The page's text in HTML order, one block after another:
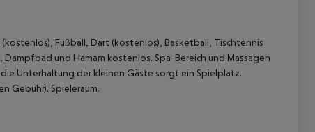
Fußball, Dart (kostenlos), Basketball, Tischtennis
und Hamam kostenlos. Spa-Bereich und Massagen
Unterhaltung der kleinen Gäste sorgt ein Spielplatz.
Gebühr). Spieleraum.